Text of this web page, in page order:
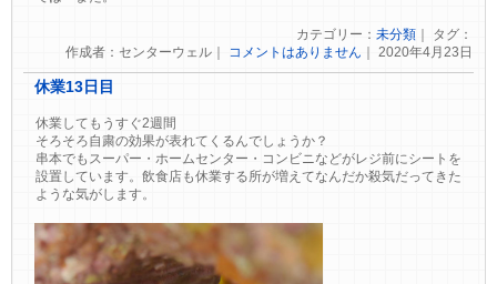
カテゴリー： 未分類｜ タグ：
作成者：センターウェル｜ コメントはありません ｜ 2020年4月23日
休業13日目
休業してもうすぐ2週間
そろそろ自粛の効果が表れてくるんでしょうか？
串本でもスーパー・ホームセンター・コンビニなどがレジ前にシートを
設置しています。飲食店も休業する所が増えてなんだか殺気だってきた
ような気がします。